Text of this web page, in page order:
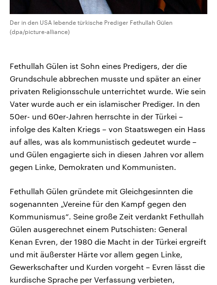
Der in den USA lebende türkische Prediger Fethullah Gülen
(dpa/picture-alliance)
Fethullah Gülen ist Sohn eines Predigers, der die
Grundschule abbrechen musste und später an einer
privaten Religionsschule unterrichtet wurde. Wie sein
Vater wurde auch er ein islamischer Prediger. In den
50er- und 60er-Jahren herrschte in der Türkei –
infolge des Kalten Kriegs – von Staatswegen ein Hass
auf alles, was als kommunistisch gedeutet wurde –
und Gülen engagierte sich in diesen Jahren vor allem
gegen Linke, Demokraten und Kommunisten.
Fethullah Gülen gründete mit Gleichgesinnten die
sogenannten „Vereine für den Kampf gegen den
Kommunismus“. Seine große Zeit verdankt Fethullah
Gülen ausgerechnet einem Putschisten: General
Kenan Evren, der 1980 die Macht in der Türkei ergreift
und mit äußerster Härte vor allem gegen Linke,
Gewerkschafter und Kurden vorgeht – Evren lässt die
kurdische Sprache per Verfassung verbieten,